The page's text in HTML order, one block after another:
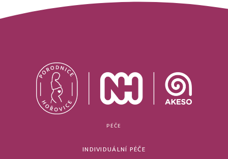
PÉČE
INDIVIDUÁLNÍ PÉČE